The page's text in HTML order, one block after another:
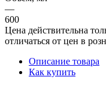
—
600
Цена действительна
отличаться от цен в
Описание товара
Как купить